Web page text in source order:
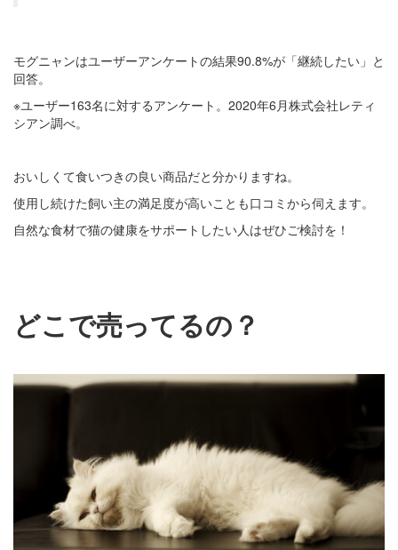
モグニャンはユーザーアンケートの結果90.8%が「継続したい」と
回答。
※ユーザー163名に対するアンケート。2020年6月株式会社レティ
シアン調べ。
おいしくて食いつきの良い商品だと分かりますね。
使用し続けた飼い主の満足度が高いことも口コミから伺えます。
自然な食材で猫の健康をサポートしたい人はぜひご検討を！
どこで売ってるの？